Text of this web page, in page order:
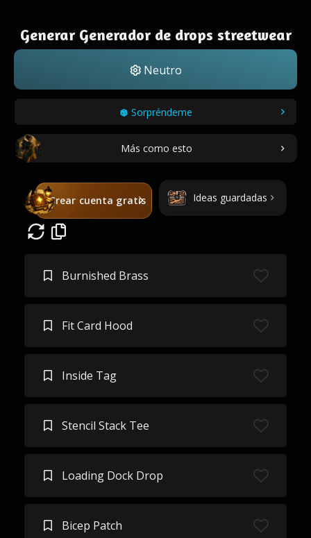
Generar Generador de drops streetwear
Neutro
Sorpréndeme
Más como esto
Crear cuenta gratis Ideas guardadas
Burnished Brass
Fit Card Hood
Inside Tag
Stencil Stack Tee
Loading Dock Drop
Bicep Patch